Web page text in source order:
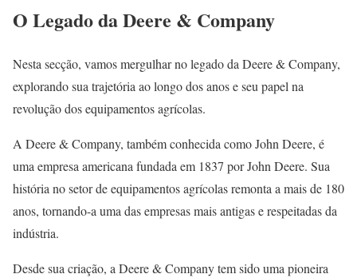
O Legado da Deere & Company
Nesta secção, vamos mergulhar no legado da Deere & Company,
explorando sua trajetória ao longo dos anos e seu papel na
revolução dos equipamentos agrícolas.
A Deere & Company, também conhecida como John Deere, é
uma empresa americana fundada em 1837 por John Deere. Sua
história no setor de equipamentos agrícolas remonta a mais de 180
anos, tornando-a uma das empresas mais antigas e respeitadas da
indústria.
Desde sua criação, a Deere & Company tem sido uma pioneira